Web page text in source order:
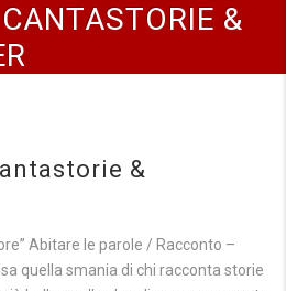
&
&
Abitare le parole / Racconto –
quella smania di chi racconta storie